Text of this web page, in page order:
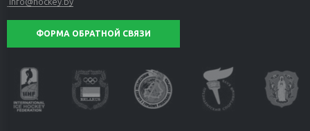
ФОРМА ОБРАТНОЙ СВЯЗИ